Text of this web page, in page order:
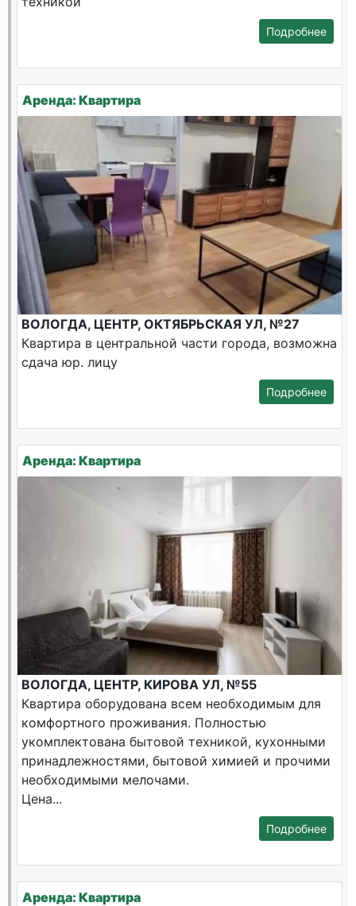
Подробнее
Аренда: Квартира
ВОЛОГДА, ЦЕНТР, ОКТЯБРЬСКАЯ УЛ, №27
Квартира в центральной части города, возможна
сдача юр. лицу
Подробнее
Аренда: Квартира
ВОЛОГДА, ЦЕНТР, КИРОВА УЛ, №55
Квартира оборудована всем необходимым для
комфортного проживания. Полностью
укомплектована бытовой техникой, кухонными
принадлежностями, бытовой химией и прочими
необходимыми мелочами.
Цена...
Подробнее
Аренда: Квартира